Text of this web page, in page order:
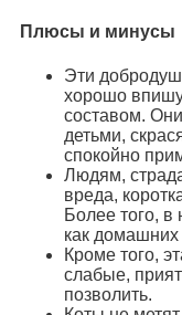
Плюсы и минусы
Эти
хорошо
составом. Они
детьми,
спокойно
Людям,
вреда,
Более того, в
как
Кроме того,
слабые,
позволить.